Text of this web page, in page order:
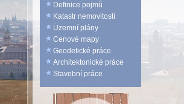
Definice pojmů
Katastr nemovitostí
Územní plány
Cenové mapy
Geodetické práce
Architektonické práce
Stavební práce